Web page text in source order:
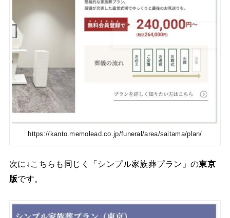
https://kanto.memolead.co.jp/funeral/area/saitama/plan/
次に↓こちらも同じく「シンプル家族葬プラン」の東京
版です。